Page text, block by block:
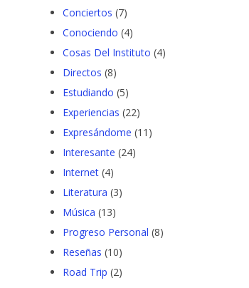
Conciertos (7)
Conociendo (4)
Cosas Del Instituto (4)
Directos (8)
Estudiando (5)
Experiencias (22)
Expresándome (11)
Interesante (24)
Internet (4)
Literatura (3)
Música (13)
Progreso Personal (8)
Reseñas (10)
Road Trip (2)